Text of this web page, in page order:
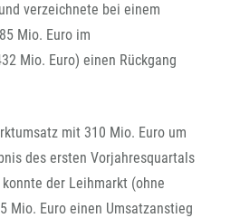
verzeichnete bei einem
Mio. Euro im
Mio. Euro) einen Rückgang
mit 310 Mio. Euro um
des ersten Vorjahresquartals
der Leihmarkt (ohne
Mio. Euro einen Umsatzanstieg